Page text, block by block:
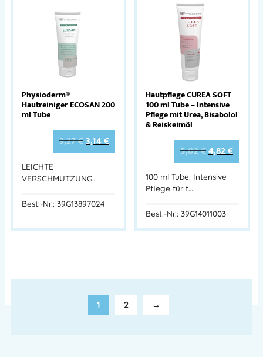
Physioderm®
Hautreiniger ECOSAN 200
ml Tube
3,27€3,14€
LEICHTE
VERSCHMUTZUNG…
Best.-Nr.: 39G13897024
Hautpflege CUREA SOFT
100 ml Tube – Intensive
Pflege mit Urea, Bisabolol
& Reiskeimöl
5,02€4,82€
100 ml Tube. Intensive
Pflege für t…
Best.-Nr.: 39G14011003
1 2 →